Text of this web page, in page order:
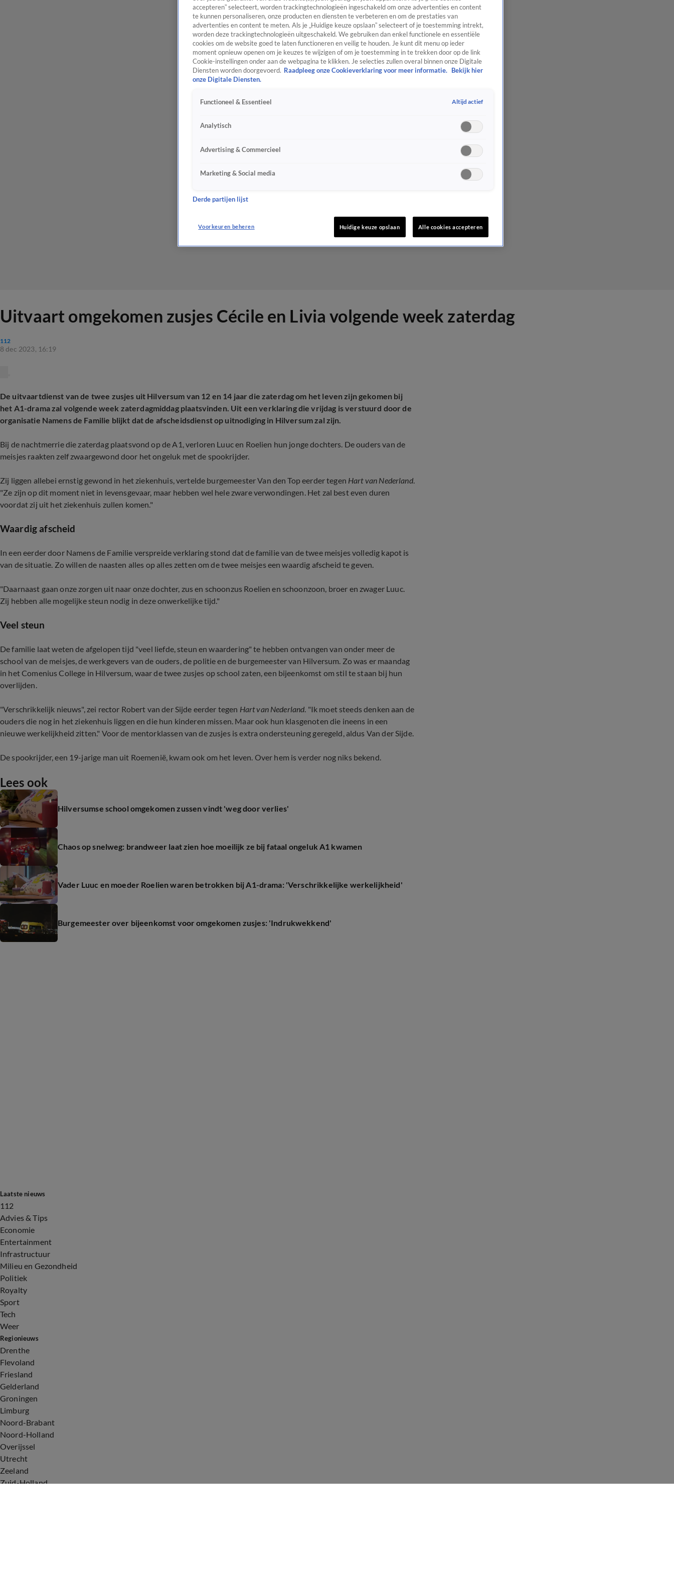
Uitvaart omgekomen zusjes Cécile en Livia volgende week zaterdag
112
8 dec 2023, 16:19
De uitvaartdienst van de twee zusjes uit Hilversum van 12 en 14 jaar die zaterdag om het leven zijn gekomen bij
het A1-drama zal volgende week zaterdagmiddag plaatsvinden. Uit een verklaring die vrijdag is verstuurd door de
organisatie Namens de Familie blijkt dat de afscheidsdienst op uitnodiging in Hilversum zal zijn.
Bij de nachtmerrie die zaterdag plaatsvond op de A1, verloren Luuc en Roelien hun jonge dochters. De ouders van de
meisjes raakten zelf zwaargewond door het ongeluk met de spookrijder.
Zij liggen allebei ernstig gewond in het ziekenhuis, vertelde burgemeester Van den Top eerder tegen Hart van Nederland.
"Ze zijn op dit moment niet in levensgevaar, maar hebben wel hele zware verwondingen. Het zal best even duren
voordat zij uit het ziekenhuis zullen komen."
Waardig afscheid
In een eerder door Namens de Familie verspreide verklaring stond dat de familie van de twee meisjes volledig kapot is
van de situatie. Zo willen de naasten alles op alles zetten om de twee meisjes een waardig afscheid te geven.
"Daarnaast gaan onze zorgen uit naar onze dochter, zus en schoonzus Roelien en schoonzoon, broer en zwager Luuc.
Zij hebben alle mogelijke steun nodig in deze onwerkelijke tijd."
Veel steun
De familie laat weten de afgelopen tijd "veel liefde, steun en waardering" te hebben ontvangen van onder meer de
school van de meisjes, de werkgevers van de ouders, de politie en de burgemeester van Hilversum. Zo was er maandag
in het Comenius College in Hilversum, waar de twee zusjes op school zaten, een bijeenkomst om stil te staan bij hun
overlijden.
"Verschrikkelijk nieuws", zei rector Robert van der Sijde eerder tegen Hart van Nederland. "Ik moet steeds denken aan de
ouders die nog in het ziekenhuis liggen en die hun kinderen missen. Maar ook hun klasgenoten die ineens in een
nieuwe werkelijkheid zitten." Voor de mentorklassen van de zusjes is extra ondersteuning geregeld, aldus Van der Sijde.
De spookrijder, een 19-jarige man uit Roemenië, kwam ook om het leven. Over hem is verder nog niks bekend.
Lees ook
Hilversumse school omgekomen zussen vindt 'weg door verlies'
Chaos op snelweg: brandweer laat zien hoe moeilijk ze bij fataal ongeluk A1 kwamen
Vader Luuc en moeder Roelien waren betrokken bij A1-drama: 'Verschrikkelijke werkelijkheid'
Burgemeester over bijeenkomst voor omgekomen zusjes: 'Indrukwekkend'
Laatste nieuws
112
Advies & Tips
Economie
Entertainment
Infrastructuur
Milieu en Gezondheid
Politiek
Royalty
Sport
Tech
Weer
Regionieuws
Drenthe
Flevoland
Friesland
Gelderland
Groningen
Limburg
Noord-Brabant
Noord-Holland
Overijssel
Utrecht
Zeeland
Zuid-Holland
accepteren” selecteert, worden trackingtechnologieën ingeschakeld om onze advertenties en content
te kunnen personaliseren, onze producten en diensten te verbeteren en om de prestaties van
advertenties en content te meten. Als je „Huidige keuze opslaan” selecteert of je toestemming intrekt,
worden deze trackingtechnologieën uitgeschakeld. We gebruiken dan enkel functionele en essentiële
cookies om de website goed te laten functioneren en veilig te houden. Je kunt dit menu op ieder
moment opnieuw openen om je keuzes te wijzigen of om je toestemming in te trekken door op de link
Cookie-instellingen onder aan de webpagina te klikken. Je selecties zullen overal binnen onze Digitale
Diensten worden doorgevoerd. Raadpleeg onze Cookieverklaring voor meer informatie. Bekijk hier
onze Digitale Diensten.
Functioneel & Essentieel Altijd actief
Analytisch
Advertising & Commercieel
Marketing & Social media
Derde partijen lijst
Voorkeuren beheren Huidige keuze opslaan Alle cookies accepteren